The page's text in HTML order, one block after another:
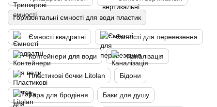
Горизонтальні ємності для води пластик
Ємності квадратні Ємності для перевезення
Контейнери для води Каналізація
Пластикові бочки Litolan Бідони
Тара для бродіння Баки для душу